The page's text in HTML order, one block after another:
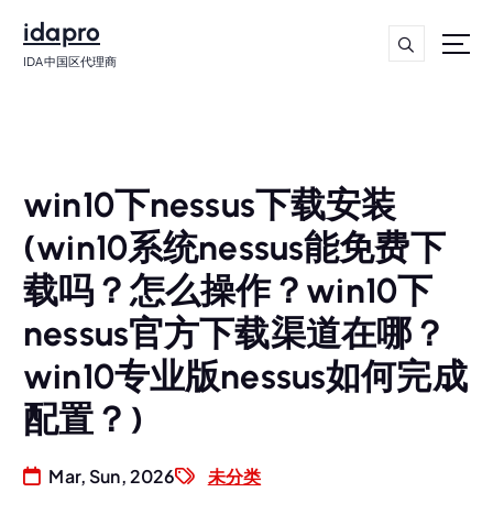
idapro
IDA中国区代理商
win10下nessus下载安装
(win10系统nessus能免费下
载吗？怎么操作？win10下
nessus官方下载渠道在哪？
win10专业版nessus如何完成
配置？)
Mar, Sun, 2026 未分类